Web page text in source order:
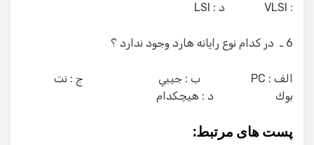
: VLSI د : LSI
6 ـ در كدام نوع رايانه هارد وجود ندارد ؟
الف : PC ب : جيبي ج : نت
بوك د : هيچكدام
پست های مرتبط: